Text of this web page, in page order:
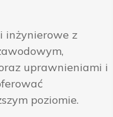
inżynierowe z
uprawnieniami i
poziomie.